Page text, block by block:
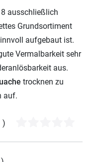
ausschließlich
Grundsortiment
aufgebaut ist.
Vermalbarkeit sehr
aus.
trocknen zu
auf.